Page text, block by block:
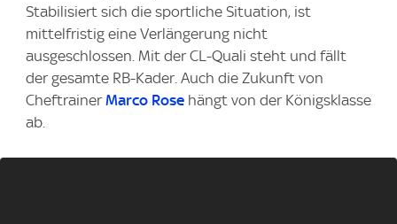
Stabilisiert sich die sportliche Situation, ist
mittelfristig eine Verlängerung nicht
ausgeschlossen. Mit der CL-Quali steht und fällt
der gesamte RB-Kader. Auch die Zukunft von
Cheftrainer Marco Rose hängt von der Königsklasse
ab.